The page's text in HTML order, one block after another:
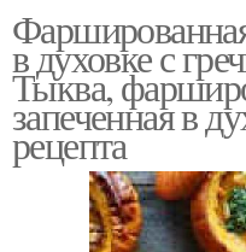
в духовке с
Тыква,
запеченная в
рецепта